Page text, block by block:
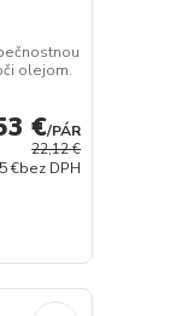
olejom.
22,12 €
€/PÁR
€bez DPH